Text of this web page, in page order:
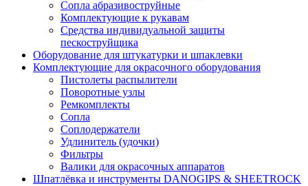
Сопла абразивоструйные
Комплектующие к рукавам
Средства индивидуальной защиты
пескоструйщика
Оборудование для штукатурки и шпаклевки
Комплектующие для окрасочного оборудования
Пистолеты распылители
Поворотные узлы
Ремкомплекты
Сопла
Соплодержатели
Удлинитель (удочки)
Фильтры
Валики для окрасочных аппаратов
Шпатлёвка и инструменты DANOGIPS & SHEETROCK